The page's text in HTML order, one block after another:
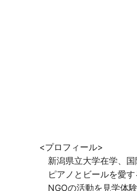
<プロフィール>
新潟県立大学在学、国際関
ピアノとビールを愛する住
NGOの活動を見学体験す